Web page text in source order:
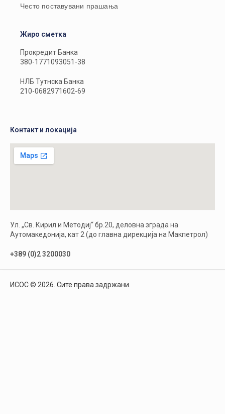
Често поставувани прашања
Жиро сметка
Прокредит Банка
380-1771093051-38
НЛБ Тутнска Банка
210-0682971602-69
Контакт и локација
Ул. „Св. Кирил и Методиј“ бр.20, деловна зграда на
Аутомакедонија, кат 2 (до главна дирекција на Макпетрол)
+389 (0)2 3200030
ИСОС © 2026. Сите права задржани.